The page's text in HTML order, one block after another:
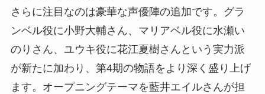
さらに注目なのは豪華な声優陣の追加です。グラ
ンベル役に小野大輔さん、マリアベル役に水瀬い
のりさん、ユウキ役に花江夏樹さんという実力派
が新たに加わり、第4期の物語をより深く盛り上げ
ます。オープニングテーマを藍井エイルさんが担